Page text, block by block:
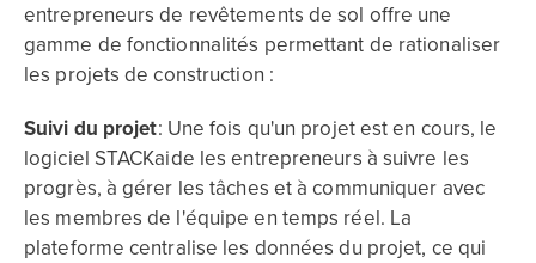
entrepreneurs de revêtements de sol offre une
gamme de fonctionnalités permettant de rationaliser
les projets de construction :
Suivi du projet: Une fois qu'un projet est en cours, le
logiciel STACKaide les entrepreneurs à suivre les
progrès, à gérer les tâches et à communiquer avec
les membres de l'équipe en temps réel. La
plateforme centralise les données du projet, ce qui